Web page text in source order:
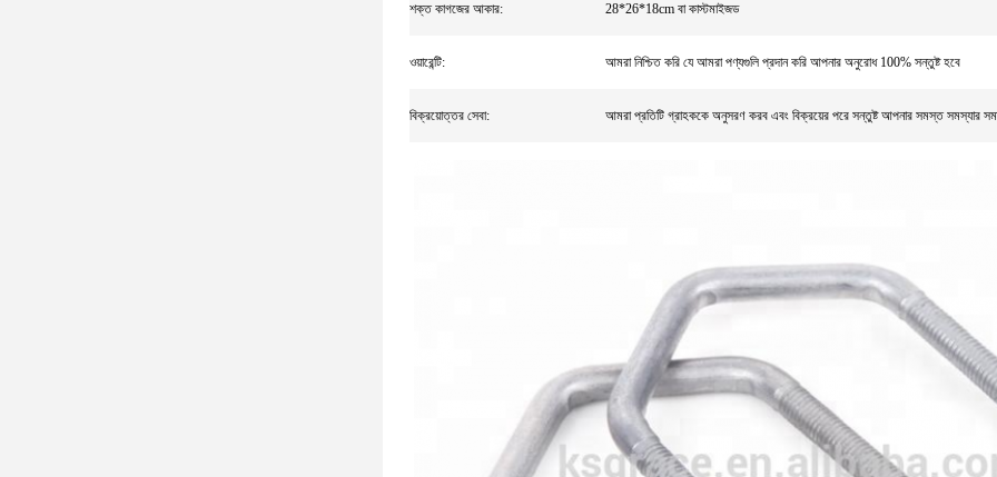
শক্ত কাগজের আকার: 28*26*18cm বা কাস্টমাইজড
ওয়ারেন্টি: আমরা নিশ্চিত করি যে আমরা পণ্যগুলি প্রদান করি আপনার অনুরোধ 100% সন্তুষ্ট হবে
বিক্রয়োত্তর সেবা: আমরা প্রতিটি গ্রাহককে অনুসরণ করব এবং বিক্রয়ের পরে সন্তুষ্ট আপনার সমস্ত সমস্যার